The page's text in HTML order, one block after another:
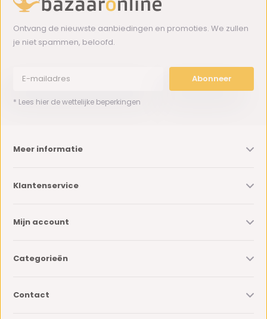
Ontvang de nieuwste aanbiedingen en promoties. We zullen
je niet spammen, beloofd.
Abonneer
* Lees hier de wettelijke beperkingen
Meer informatie
Klantenservice
Mijn account
Categorieën
Contact